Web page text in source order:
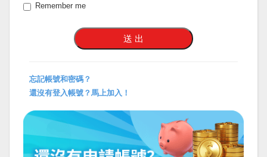
Remember me
忘記帳號和密碼？
還沒有登入帳號？馬上加入！